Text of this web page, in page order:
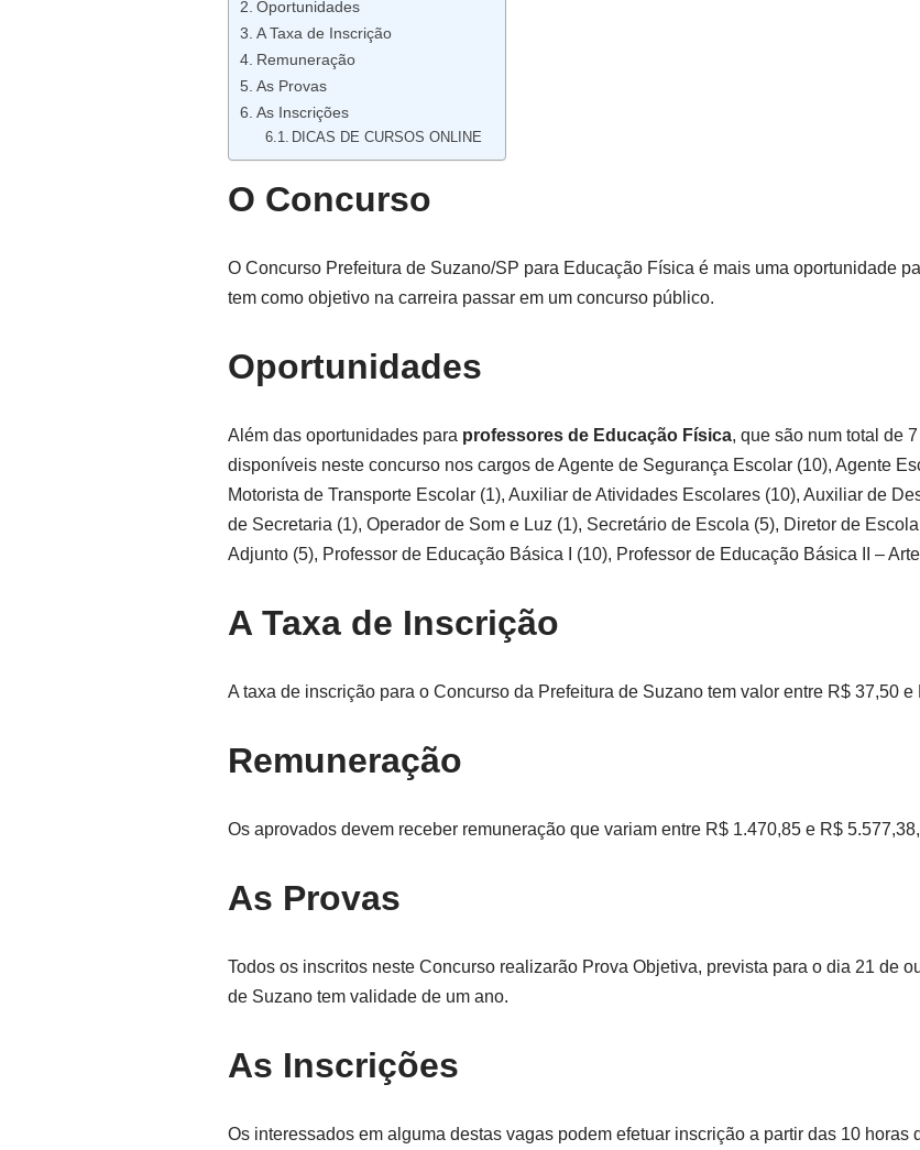
Oportunidades
A Taxa de Inscrição
Remuneração
As Provas
As Inscrições
DICAS DE CURSOS ONLINE
O Concurso
O Concurso Prefeitura de Suzano/SP para Educação Física é mais uma oportunidade
tem como objetivo na carreira passar em um concurso público.
Oportunidades
Além das oportunidades para professores de Educação Física, que são num total de
disponíveis neste concurso nos cargos de Agente de Segurança Escolar (10), Agente
Motorista de Transporte Escolar (1), Auxiliar de Atividades Escolares (10), Auxiliar de
de Secretaria (1), Operador de Som e Luz (1), Secretário de Escola (5), Diretor de
Adjunto (5), Professor de Educação Básica I (10), Professor de Educação Básica II –
A Taxa de Inscrição
A taxa de inscrição para o Concurso da Prefeitura de Suzano tem valor entre R$ 37,50 e
Remuneração
Os aprovados devem receber remuneração que variam entre R$ 1.470,85 e R$
As Provas
Todos os inscritos neste Concurso realizarão Prova Objetiva, prevista para o dia 21 de
de Suzano tem validade de um ano.
As Inscrições
Os interessados em alguma destas vagas podem efetuar inscrição a partir das 10 horas